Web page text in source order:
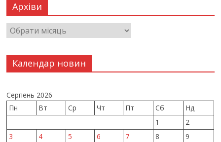
Архіви
Календар новин
Серпень 2026
Пн
Вт Ср Чт Пт Сб
Нд
1
2
3
4 5 6 7 8
9